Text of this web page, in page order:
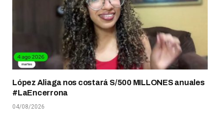
López Aliaga nos costará S/500 MILLONES anuales
#LaEncerrona
04/08/2026